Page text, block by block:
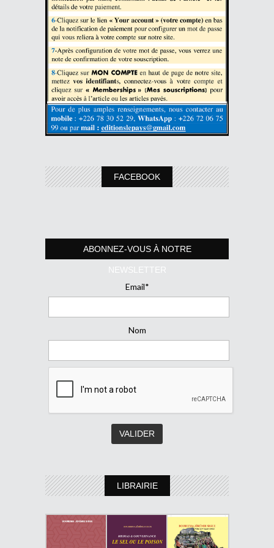
FACEBOOK
ABONNEZ-VOUS À NOTRE
NEWSLETTER
Email*
Nom
LIBRAIRIE